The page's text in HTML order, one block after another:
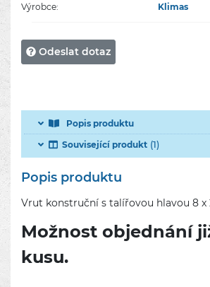
Výrobce: Klimas
Odeslat dotaz
Popis produktu
Související produkt (1)
Popis produktu
Vrut konstruční s talířovou hlavou 8 x
Možnost objednání
kusu.